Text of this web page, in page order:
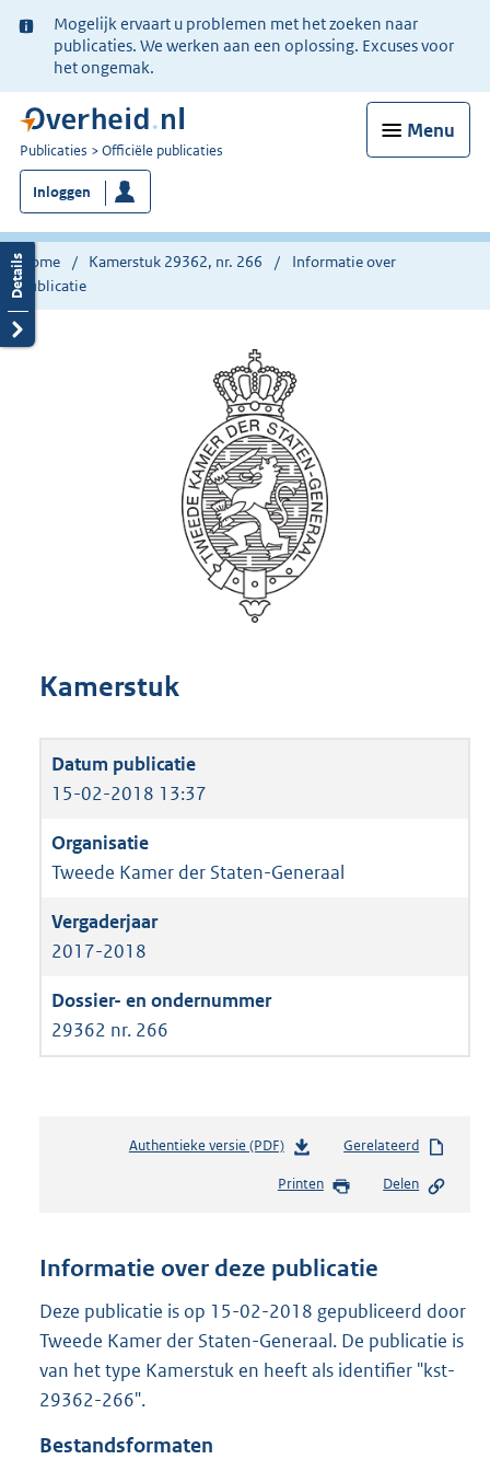
Ter
informatie:
Mogelijk ervaart u problemen met het zoeken naar
publicaties. We werken aan een oplossing. Excuses voor
het ongemak.
Menu
U
bent
nu
hier:
Publicaties Officiële publicaties
Inloggen
Home Kamerstuk 29362, nr. 266
Informatie over
publicatie
Kamerstuk
15-02-2018 13:37
Tweede Kamer der Staten-Generaal
2017-2018
29362 nr. 266
Authentieke versie (PDF)b
s
n
s
r
o
Gerelateerd
Printen Delen
Informatie over deze publicatie
Deze publicatie is op 15-02-2018 gepubliceerd door
Tweede Kamer der Staten-Generaal. De publicatie is
van het type Kamerstuk en heeft als identifier "kst-
29362-266".
Bestandsformaten